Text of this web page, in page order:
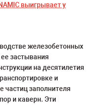
выигрывает у
железобетонных
застывания
на десятилетия
и
частиц заполнителя
и каверн. Эти